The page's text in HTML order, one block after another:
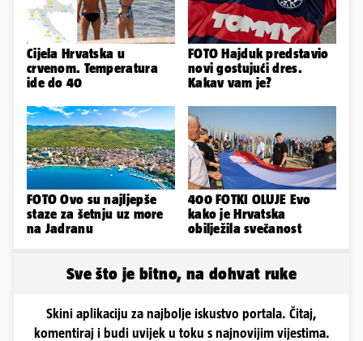
Cijela Hrvatska u
crvenom. Temperatura
ide do 40
FOTO Hajduk predstavio
novi gostujući dres.
Kakav vam je?
FOTO Ovo su najljepše
staze za šetnju uz more
na Jadranu
400 FOTKI OLUJE Evo
kako je Hrvatska
obilježila svečanost
Sve što je bitno, na dohvat ruke
Skini aplikaciju za najbolje iskustvo portala. Čitaj,
komentiraj i budi uvijek u toku s najnovijim vijestima.